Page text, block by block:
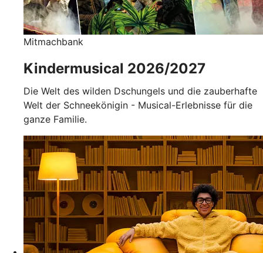
Mitmachbank
Kindermusical 2026/2027
Die Welt des wilden Dschungels und die zauberhafte
Welt der Schneekönigin - Musical-Erlebnisse für die
ganze Familie.